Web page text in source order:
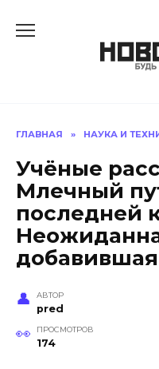
ГЛАВНАЯ » НАУКА И
Учёные
Млечный
последней
добавившая
АВТОР
pred
ПРОСМОТРОВ
174